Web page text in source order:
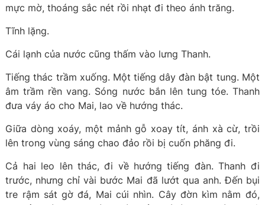
mực mờ, thoáng sắc nét rồi nhạt đi theo ánh trăng.
Tĩnh lặng.
Cái lạnh của nước cũng thấm vào lưng Thanh.
Tiếng thác trầm xuống. Một tiếng dây đàn bật tung. Một
âm trầm rền vang. Sóng nước bắn lên tung tóe. Thanh
đưa váy áo cho Mai, lao về hướng thác.
Giữa dòng xoáy, một mảnh gỗ xoay tít, ánh xà cừ, trồi
lên trong vùng sáng chao đảo rồi bị cuốn phăng đi.
Cả hai leo lên thác, đi về hướng tiếng đàn. Thanh đi
trước, nhưng chỉ vài bước Mai đã lướt qua anh. Đến bụi
tre rậm sát gờ đá, Mai cúi nhìn. Cây đờn kìm nằm đó,